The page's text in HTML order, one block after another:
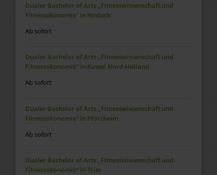
Dualer Bachelor of Arts „Fitnesswissenschaft und
Fitnessökonomie“ in Rostock
Ab sofort
Dualer Bachelor of Arts „Fitnesswissenschaft und
Fitnessökonomie“ in Kassel Nord-Holland
Ab sofort
Dualer Bachelor of Arts „Fitnesswissenschaft und
Fitnessökonomie“ in Pforzheim
Ab sofort
Dualer Bachelor of Arts „Fitnesswissenschaft und
Fitnessökonomie“ in Trier